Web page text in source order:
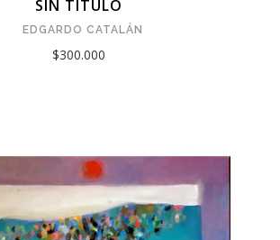
SIN TÍTULO
EDGARDO CATALÁN
$300.000